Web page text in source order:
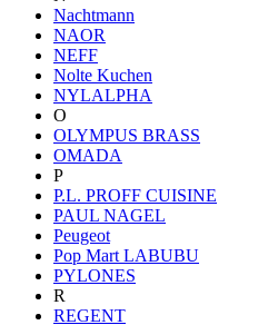
Nachtmann
NAOR
NEFF
Nolte Kuchen
NYLALPHA
O
OLYMPUS BRASS
OMADA
P
P.L. PROFF CUISINE
PAUL NAGEL
Peugeot
Pop Mart LABUBU
PYLONES
R
REGENT